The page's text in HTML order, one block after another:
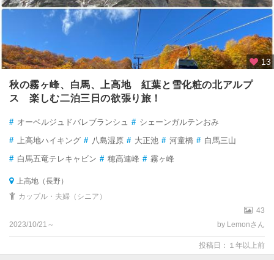
13
秋の霧ヶ峰、白馬、上高地 紅葉と雪化粧の北アルプ
ス 楽しむ二泊三日の欲張り旅！
# オーベルジュドバレブランシュ # シェーンガルテンおみ
#
上高地ハイキング # 八島湿原 # 大正池 # 河童橋 # 白馬三山
# 白馬五竜テレキャビン # 穂高連峰 # 霧ヶ峰
上高地（長野）
カップル・夫婦（シニア）
43
2023/10/21～
by Lemonさん
投稿日：１年以上前